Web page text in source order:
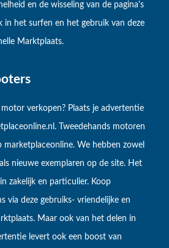
en de wisseling van de pagina's
in het surfen en het gebruik van deze
Marktplaats.
verkopen? Plaats je advertentie
Tweedehands motoren
We hebben zowel
nieuwe exemplaren op de site. Het
zakelijk en particulier. Koop
via deze gebruiks- vriendelijke en
Maar ook van het delen in
levert ook een boost van